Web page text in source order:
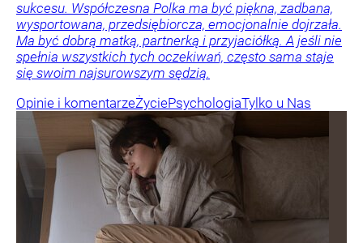
sukcesu. Współczesna Polka ma być piękna, zadbana,
wysportowana, przedsiębiorcza, emocjonalnie dojrzała.
Ma być dobrą matką, partnerką i przyjaciółką. A jeśli nie
spełnia wszystkich tych oczekiwań, często sama staje
się swoim najsurowszym sędzią.
Opinie i komentarzeŻyciePsychologiaTylko u Nas